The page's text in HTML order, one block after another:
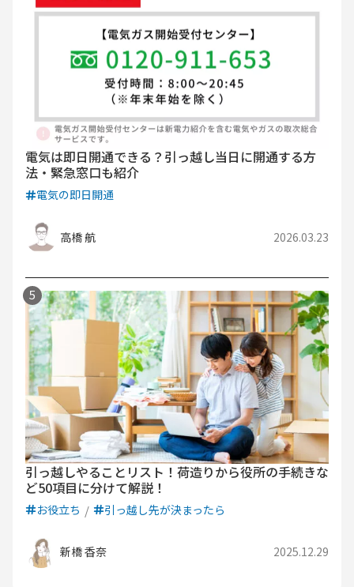
電気は即日開通できる？引っ越し当日に開通する方
法・緊急窓口も紹介
電気の即日開通
高橋 航 2026.03.23
引っ越しやることリスト！荷造りから役所の手続きな
ど50項目に分けて解説！
お役立ち 引っ越し先が決まったら
新橋 香奈 2025.12.29